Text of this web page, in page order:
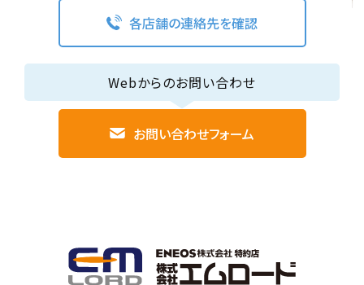
各店舗の連絡先を確認
Webからのお問い合わせ
お問い合わせフォーム